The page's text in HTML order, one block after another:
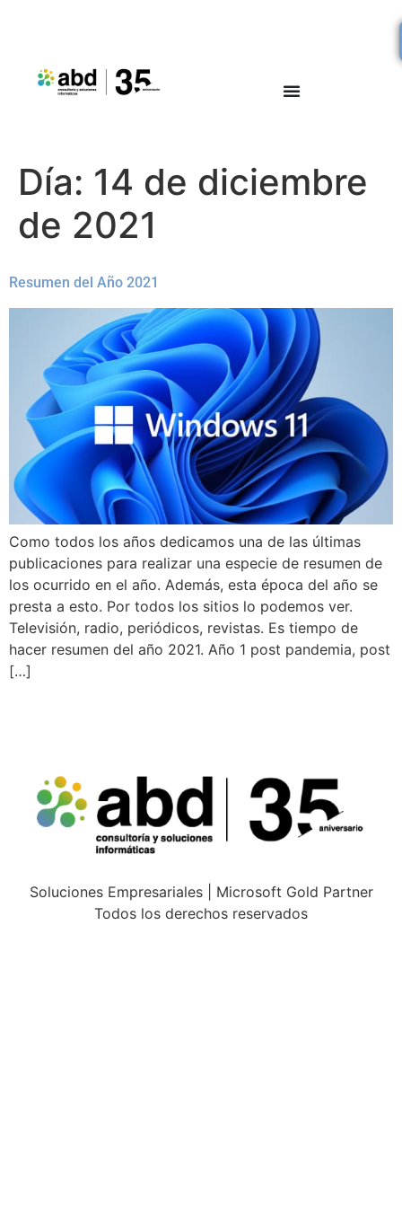
Día: 14 de diciembre
de 2021
Resumen del Año 2021
Como todos los años dedicamos una de las últimas
publicaciones para realizar una especie de resumen de
los ocurrido en el año. Además, esta época del año se
presta a esto. Por todos los sitios lo podemos ver.
Televisión, radio, periódicos, revistas. Es tiempo de
hacer resumen del año 2021. Año 1 post pandemia, post
[…]
Soluciones Empresariales | Microsoft Gold Partner
Todos los derechos reservados